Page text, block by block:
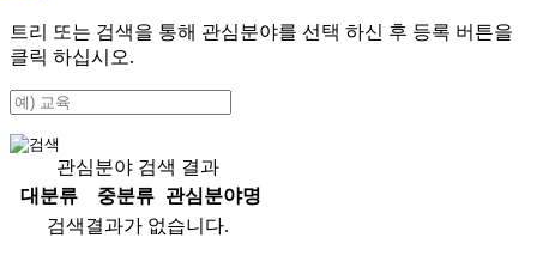
트리 또는 검색을 통해 관심분야를 선택 하신 후 등록 버튼을
클릭 하십시오.
관심분야 검색 결과
대분류
중분류
관심분야명
검색결과가 없습니다.